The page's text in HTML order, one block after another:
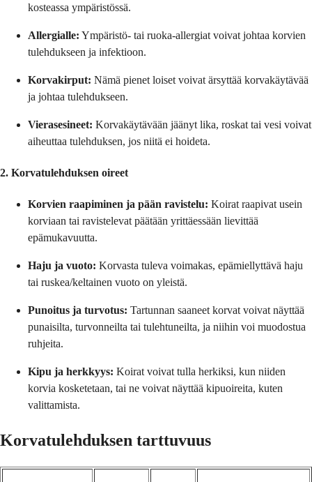
kosteassa ympäristössä.
Allergialle: Ympäristö- tai ruoka-allergiat voivat johtaa korvien
tulehdukseen ja infektioon.
Korvakirput: Nämä pienet loiset voivat ärsyttää korvakäytävää
ja johtaa tulehdukseen.
Vierasesineet: Korvakäytävään jäänyt lika, roskat tai vesi voivat
aiheuttaa tulehduksen, jos niitä ei hoideta.
2. Korvatulehduksen oireet
Korvien raapiminen ja pään ravistelu: Koirat raapivat usein
korviaan tai ravistelevat päätään yrittäessään lievittää
epämukavuutta.
Haju ja vuoto: Korvasta tuleva voimakas, epämiellyttävä haju
tai ruskea/keltainen vuoto on yleistä.
Punoitus ja turvotus: Tartunnan saaneet korvat voivat näyttää
punaisilta, turvonneilta tai tulehtuneilta, ja niihin voi muodostua
ruhjeita.
Kipu ja herkkyys: Koirat voivat tulla herkiksi, kun niiden
korvia kosketetaan, tai ne voivat näyttää kipuoireita, kuten
valittamista.
Korvatulehduksen tarttuvuus